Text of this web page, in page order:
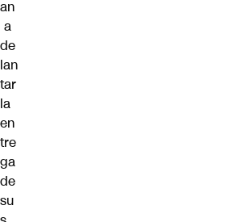
an
a
de
lan
tar
la
en
tre
ga
de
su